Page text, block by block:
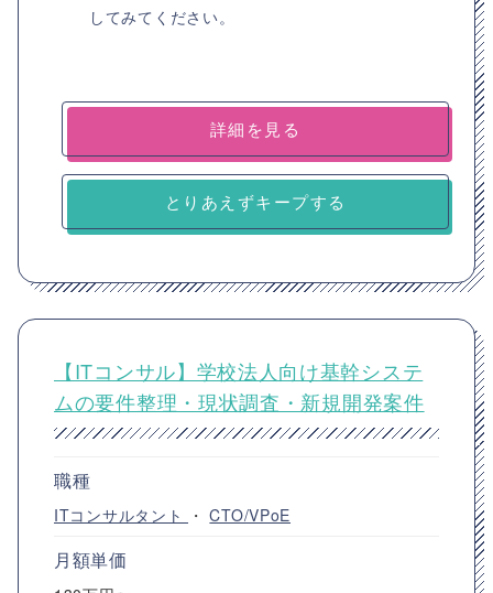
してみてください。
詳細を見る
とりあえずキープする
【ITコンサル】学校法人向け基幹システ
ムの要件整理・現状調査・新規開発案件
職種
ITコンサルタント ・CTO/VPoE
月額単価